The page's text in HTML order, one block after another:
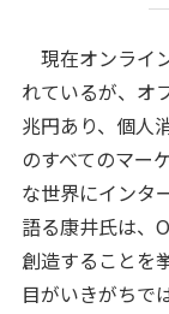
現在オンライ
れているが、オ
兆円あり、個人
のすべてのマー
な世界にインタ
語る康井氏は、
創造することを
目がいきがちで